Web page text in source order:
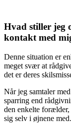
Hvad stiller jeg
kontakt med
Denne situation er
meget svær at
det er deres
Når jeg samtaler
sparring end
den enkelte
sig selv i øjnene med.